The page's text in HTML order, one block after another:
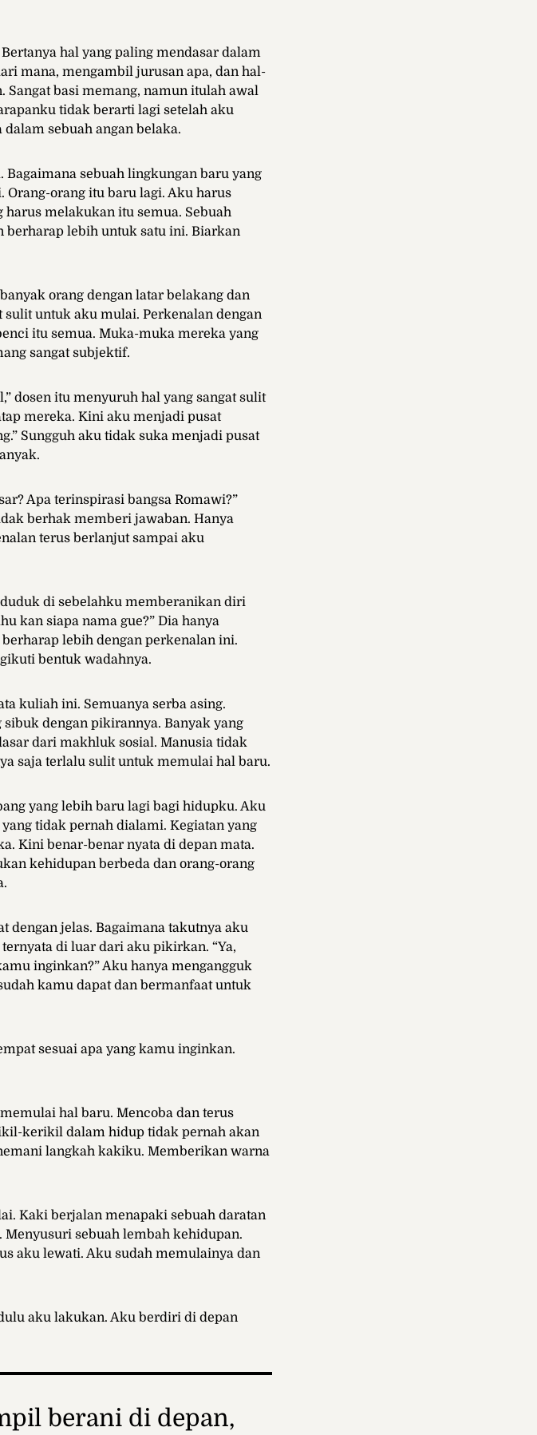
hal yang paling mendasar dalam
mana, mengambil jurusan apa, dan hal-
basi memang, namun itulah awal
tidak berarti lagi setelah aku
sebuah angan belaka.
sebuah lingkungan baru yang
orang itu baru lagi. Aku harus
melakukan itu semua. Sebuah
berharap lebih untuk satu ini. Biarkan
orang dengan latar belakang dan
sulit untuk aku mulai. Perkenalan dengan
itu semua. Muka-muka mereka yang
sangat subjektif.
dosen itu menyuruh hal yang sangat sulit
mereka. Kini aku menjadi pusat
Sungguh aku tidak suka menjadi pusat
Apa terinspirasi bangsa Romawi?”
berhak memberi jawaban. Hanya
terus berlanjut sampai aku
duduk di sebelahku memberanikan diri
kan siapa nama gue?” Dia hanya
lebih dengan perkenalan ini.
bentuk wadahnya.
kuliah ini. Semuanya serba asing.
dengan pikirannya. Banyak yang
dari makhluk sosial. Manusia tidak
saja terlalu sulit untuk memulai hal baru.
yang lebih baru lagi bagi hidupku. Aku
tidak pernah dialami. Kegiatan yang
Kini benar-benar nyata di depan mata.
kehidupan berbeda dan orang-orang
dengan jelas. Bagaimana takutnya aku
di luar dari aku pikirkan. “Ya,
inginkan?” Aku hanya mengangguk
kamu dapat dan bermanfaat untuk
sesuai apa yang kamu inginkan.
hal baru. Mencoba dan terus
kerikil dalam hidup tidak pernah akan
langkah kakiku. Memberikan warna
Kaki berjalan menapaki sebuah daratan
sebuah lembah kehidupan.
aku lewati. Aku sudah memulainya dan
aku lakukan. Aku berdiri di depan
berani di depan,